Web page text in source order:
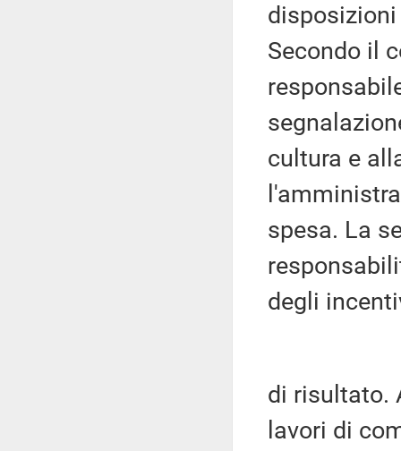
Secondo il
cultura e
spesa. La
degli
di risultato.
lavori di